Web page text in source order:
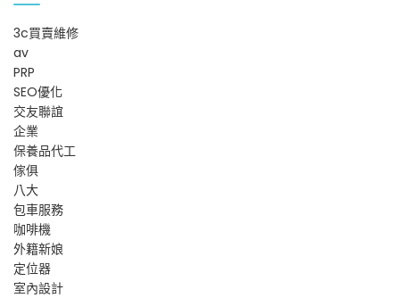
3c買賣維修
av
PRP
SEO優化
交友聯誼
企業
保養品代工
傢俱
八大
包車服務
咖啡機
外籍新娘
定位器
室內設計